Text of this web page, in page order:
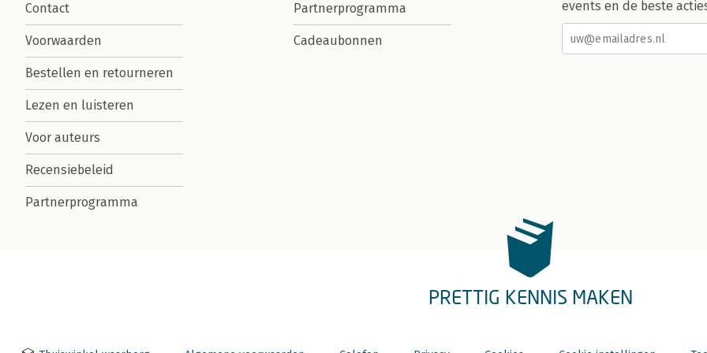
Contact
Voorwaarden
Bestellen en retourneren
Lezen en luisteren
Voor auteurs
Recensiebeleid
Partnerprogramma
Partnerprogramma
Cadeaubonnen
events en de beste
PRETTIG KENNIS MAKEN